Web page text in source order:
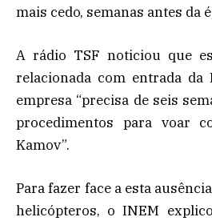
mais cedo, semanas antes da
A rádio TSF noticiou que
relacionada com entrada da
empresa “precisa de seis
procedimentos para voar
Kamov”.
Para fazer face a esta
helicópteros, o INEM